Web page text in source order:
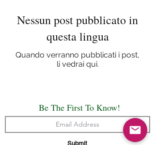
Nessun post pubblicato in
questa lingua
Quando verranno pubblicati i post,
li vedrai qui.
Be The First To Know!
Submit